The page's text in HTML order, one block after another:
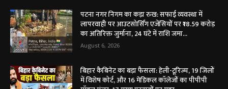
पटना नगर निगम का कड़ा रुख: सफाई व्यवस्था में
लापरवाही पर आउटसोर्सिंग एजेंसियों पर ₹18.59 करोड़
का अतिरिक्त जुर्माना, 24 घंटे में राशि जमा...
August 6, 2026
बिहार कैबिनेट का बड़ा फैसला: हेली-टूरिज्म, 19 जिलों
में विशेष कोर्ट, और 16 मेडिकल कॉलेजों का पीपीपी